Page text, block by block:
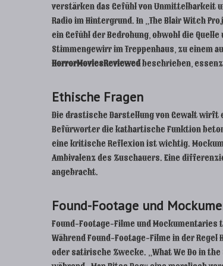
verstärken das Gefühl von Unmittelbarkeit
Radio im Hintergrund. In „The Blair Witch
ein Gefühl der Bedrohung, obwohl die
Stimmengewirr im Treppenhaus, zu einem
HorrorMoviesReviewedbeschrieben,
Ethische Fragen
Die drastische Darstellung von Gewalt
Befürworter die kathartische Funktion
eine kritische Reflexion ist wichtig.
Ambivalenz des Zuschauers. Eine
angebracht.
Found-Footage und
Found-Footage-Filme und
Während Found-Footage-Filme in der
oder satirische Zwecke. „What We Do in